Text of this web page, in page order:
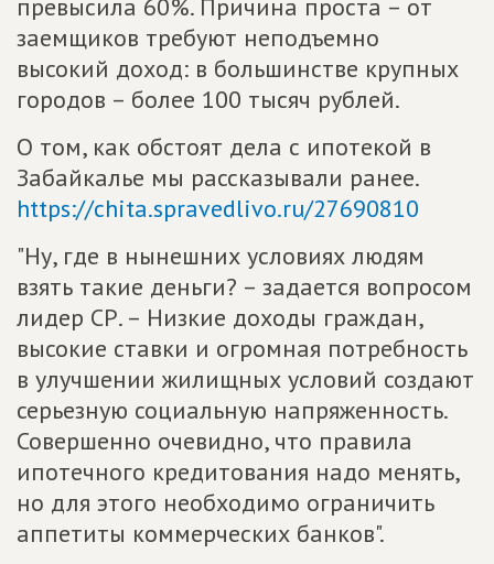
превысила 60%. Причина проста – от
заемщиков требуют неподъемно
высокий доход: в большинстве крупных
городов – более 100 тысяч рублей.
О том, как обстоят дела с ипотекой в
Забайкалье мы рассказывали ранее.
https://chita.spravedlivo.ru/27690810
"Ну, где в нынешних условиях людям
взять такие деньги? – задается вопросом
лидер СР. – Низкие доходы граждан,
высокие ставки и огромная потребность
в улучшении жилищных условий создают
серьезную социальную напряженность.
Совершенно очевидно, что правила
ипотечного кредитования надо менять,
но для этого необходимо ограничить
аппетиты коммерческих банков".